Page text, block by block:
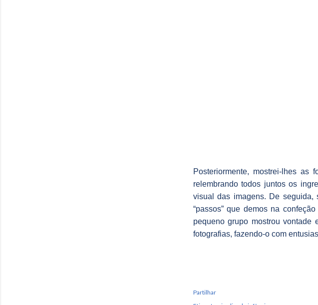
Posteriormente, mostrei-lhes as
relembrando todos juntos os
visual das imagens. De seguida,
“passos” que demos na
pequeno grupo mostrou
fotografias, fazendo-o com
Partilhar